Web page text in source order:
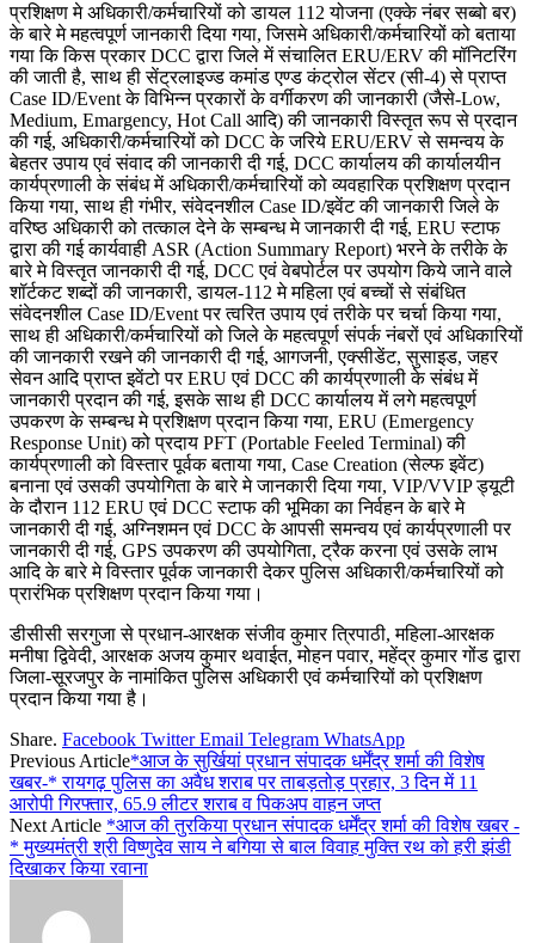
प्रशिक्षण मे अधिकारी/कर्मचारियों को डायल 112 योजना (एक्के नंबर सब्बो बर)
के बारे मे महत्वपूर्ण जानकारी दिया गया, जिसमे अधिकारी/कर्मचारियों को बताया
गया कि किस प्रकार DCC द्वारा जिले में संचालित ERU/ERV की मॉनिटरिंग
की जाती है, साथ ही सेंट्रलाइज्ड कमांड एण्ड कंट्रोल सेंटर (सी-4) से प्राप्त
Case ID/Event के विभिन्न प्रकारों के वर्गीकरण की जानकारी (जैसे-Low,
Medium, Emargency, Hot Call आदि) की जानकारी विस्तृत रूप से प्रदान
की गई, अधिकारी/कर्मचारियों को DCC के जरिये ERU/ERV से समन्वय के
बेहतर उपाय एवं संवाद की जानकारी दी गई, DCC कार्यालय की कार्यालयीन
कार्यप्रणाली के संबंध में अधिकारी/कर्मचारियों को व्यवहारिक प्रशिक्षण प्रदान
किया गया, साथ ही गंभीर, संवेदनशील Case ID/इवेंट की जानकारी जिले के
वरिष्ठ अधिकारी को तत्काल देने के सम्बन्ध मे जानकारी दी गई, ERU स्टाफ
द्वारा की गई कार्यवाही ASR (Action Summary Report) भरने के तरीके के
बारे मे विस्तृत जानकारी दी गई, DCC एवं वेबपोर्टल पर उपयोग किये जाने वाले
शॉर्टकट शब्दों की जानकारी, डायल-112 मे महिला एवं बच्चों से संबंधित
संवेदनशील Case ID/Event पर त्वरित उपाय एवं तरीके पर चर्चा किया गया,
साथ ही अधिकारी/कर्मचारियों को जिले के महत्वपूर्ण संपर्क नंबरों एवं अधिकारियों
की जानकारी रखने की जानकारी दी गई, आगजनी, एक्सीडेंट, सुसाइड, जहर
सेवन आदि प्राप्त इवेंटो पर ERU एवं DCC की कार्यप्रणाली के संबंध में
जानकारी प्रदान की गई, इसके साथ ही DCC कार्यालय में लगे महत्वपूर्ण
उपकरण के सम्बन्ध मे प्रशिक्षण प्रदान किया गया, ERU (Emergency
Response Unit) को प्रदाय PFT (Portable Feeled Terminal) की
कार्यप्रणाली को विस्तार पूर्वक बताया गया, Case Creation (सेल्फ इवेंट)
बनाना एवं उसकी उपयोगिता के बारे मे जानकारी दिया गया, VIP/VVIP ड्यूटी
के दौरान 112 ERU एवं DCC स्टाफ की भूमिका का निर्वहन के बारे मे
जानकारी दी गई, अग्निशमन एवं DCC के आपसी समन्वय एवं कार्यप्रणाली पर
जानकारी दी गई, GPS उपकरण की उपयोगिता, ट्रैक करना एवं उसके लाभ
आदि के बारे मे विस्तार पूर्वक जानकारी देकर पुलिस अधिकारी/कर्मचारियों को
प्रारंभिक प्रशिक्षण प्रदान किया गया।
डीसीसी सरगुजा से प्रधान-आरक्षक संजीव कुमार त्रिपाठी, महिला-आरक्षक
मनीषा द्विवेदी, आरक्षक अजय कुमार थवाईत, मोहन पवार, महेंद्र कुमार गोंड द्वारा
जिला-सूरजपुर के नामांकित पुलिस अधिकारी एवं कर्मचारियों को प्रशिक्षण
प्रदान किया गया है।
Share. Facebook Twitter Email Telegram WhatsApp
Previous Article*आज के सुर्खियां प्रधान संपादक धर्मेंद्र शर्मा की विशेष
खबर-* रायगढ़ पुलिस का अवैध शराब पर ताबड़तोड़ प्रहार, 3 दिन में 11
आरोपी गिरफ्तार, 65.9 लीटर शराब व पिकअप वाहन जप्त
Next Article *आज की तुरकिया प्रधान संपादक धर्मेंद्र शर्मा की विशेष खबर -
* मुख्यमंत्री श्री विष्णुदेव साय ने बगिया से बाल विवाह मुक्ति रथ को हरी झंडी
दिखाकर किया रवाना